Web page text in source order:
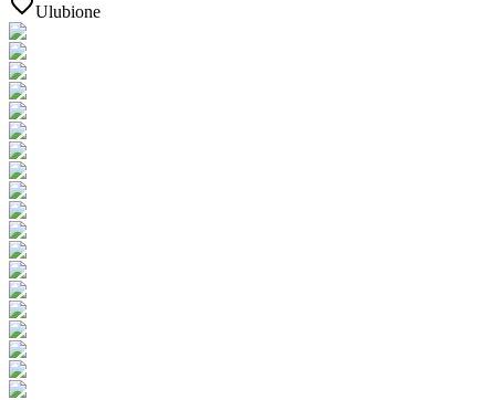
Ulubione